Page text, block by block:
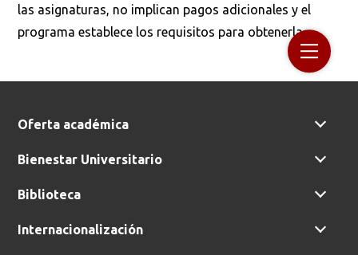
las asignaturas, no implican pagos adicionales y el
programa establece los requisitos para obtenerla.
Oferta académica
Bienestar Universitario
Biblioteca
Internacionalización